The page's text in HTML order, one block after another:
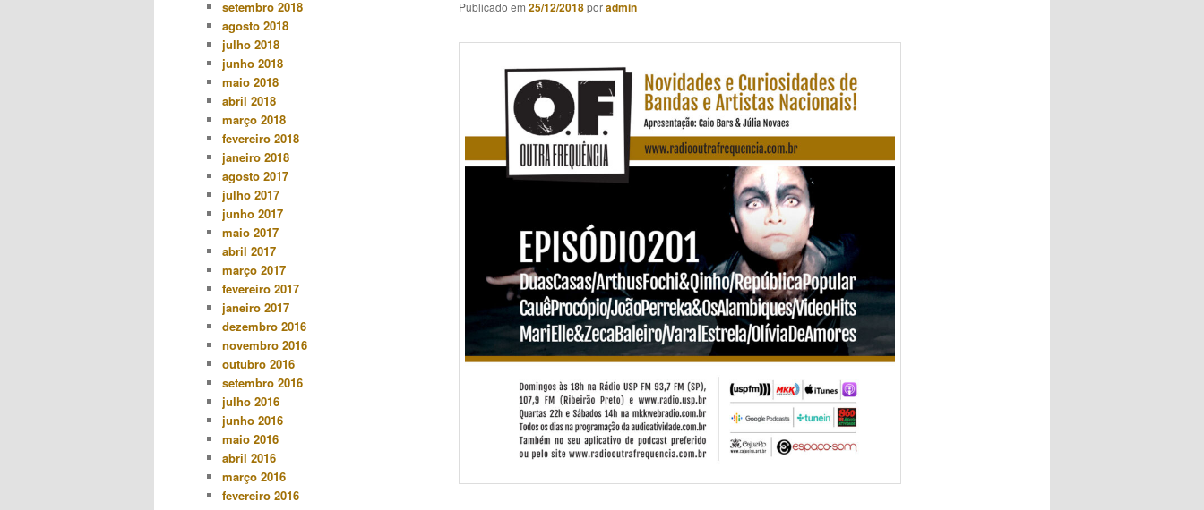
Publicado em 25/12/2018poradmin
setembro 2018
agosto 2018
julho 2018
junho 2018
maio 2018
abril 2018
março 2018
fevereiro 2018
janeiro 2018
agosto 2017
julho 2017
junho 2017
maio 2017
abril 2017
março 2017
fevereiro 2017
janeiro 2017
dezembro 2016
novembro 2016
outubro 2016
setembro 2016
julho 2016
junho 2016
maio 2016
abril 2016
março 2016
fevereiro 2016